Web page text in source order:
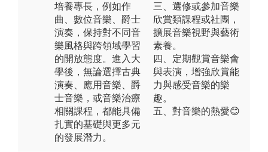
培養專長，例如作
曲、數位音樂、爵士
演奏，保持對不同音
樂風格與跨領域學習
的開放態度。進入大
學後，無論選擇古典
演奏、應用音樂、爵
士音樂，或音樂治療
相關課程，都能具備
扎實的基礎與更多元
的發展潛力。
三、選修或參加音樂
欣賞類課程或社團，
擴展音樂視野與藝術
素養。
四、定期觀賞音樂會
與表演，增強欣賞能
力與感受音樂的樂
趣。
五、對音樂的熱愛😊